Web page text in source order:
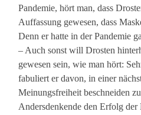
Pandemie, hört man, dass
Auffassung gewesen, dass
Denn er hatte in der Pandemie
– Auch sonst will Drosten
gewesen sein, wie man hört:
fabuliert er davon, in einer
Meinungsfreiheit beschneiden
Andersdenkende den Erfolg der